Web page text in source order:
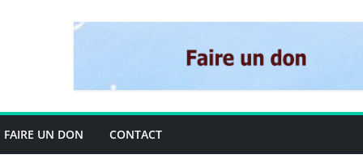
FAIRE UN DON CONTACT